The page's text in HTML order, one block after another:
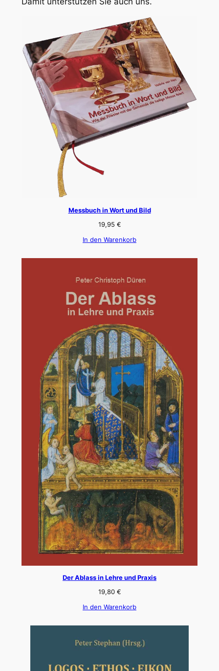
Messbuch in Wort und Bild
19,95 €
In den Warenkorb
Der Ablass in Lehre und Praxis
19,80 €
In den Warenkorb